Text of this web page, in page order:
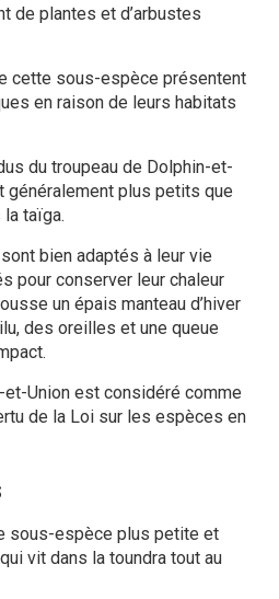
de plantes et d’arbustes
cette sous-espèce présentent
en raison de leurs habitats
du troupeau de Dolphin-et-
généralement plus petits que
taïga.
bien adaptés à leur vie
pour conserver leur chaleur
un épais manteau d’hiver
des oreilles et une queue
Union est considéré comme
de la Loi sur les espèces en
sous-espèce plus petite et
vit dans la toundra tout au